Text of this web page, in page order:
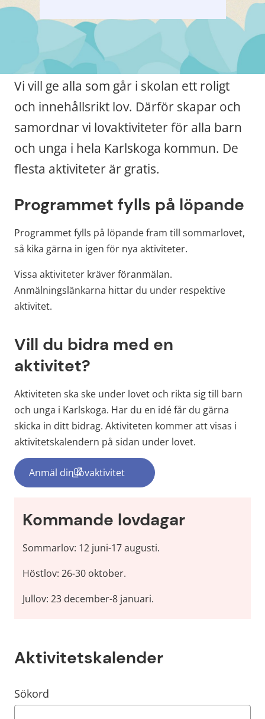
Vi vill ge alla som går i skolan ett roligt
och innehållsrikt lov. Därför skapar och
samordnar vi lovaktiviteter för alla barn
och unga i hela Karlskoga kommun. De
flesta aktiviteter är gratis.
Programmet fylls på löpande
Programmet fylls på löpande fram till sommarlovet,
så kika gärna in igen för nya aktiviteter.
Vissa aktiviteter kräver föranmälan.
Anmälningslänkarna hittar du under respektive
aktivitet.
Vill du bidra med en
aktivitet?
Aktiviteten ska ske under lovet och rikta sig till barn
och unga i Karlskoga. Har du en idé får du gärna
skicka in ditt bidrag. Aktiviteten kommer att visas i
aktivitetskalendern på sidan under lovet.
Anmäl din lovaktivitet(länk till annan webbplats, öppnas i nytt
Kommande lovdagar
Sommarlov: 12 juni-17 augusti.
Höstlov: 26-30 oktober.
Jullov: 23 december-8 januari.
Aktivitetskalender
Filtrera resultatet
Det här formuläret postas automatiskt
Sökord